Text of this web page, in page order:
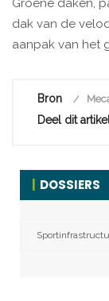
Groene daken,
dak van de
aanpak van het
Bron
Deel dit
DOSSIERS